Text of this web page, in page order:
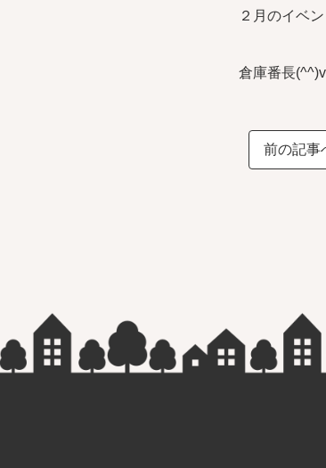
２月のイベ
倉庫番長(^^)v
前の記事